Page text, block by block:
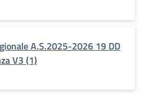
A.S.2025-2026 19 DD
V3 (1)